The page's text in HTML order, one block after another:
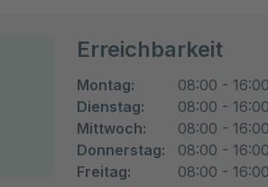
Erreichbarkeit
Montag:
08:00 -
Dienstag:
08:00 -
Mittwoch:
08:00 -
Donnerstag:
08:00 -
Freitag:
08:00 -